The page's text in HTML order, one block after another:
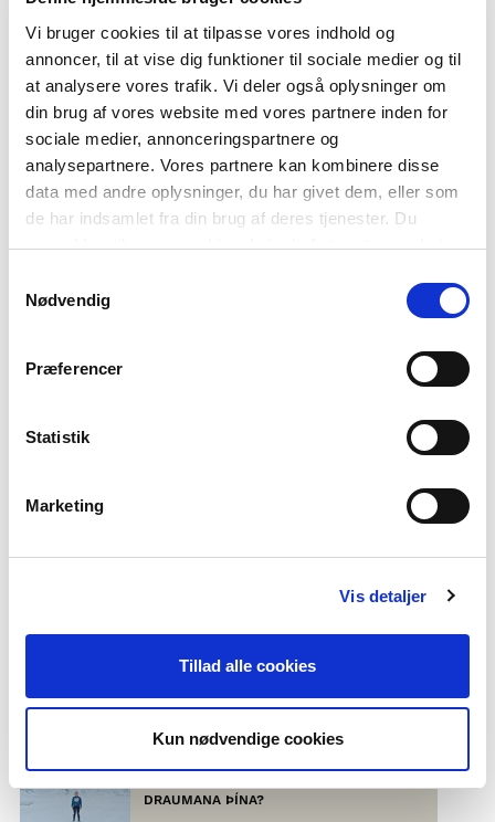
Vi bruger cookies til at tilpasse vores indhold og
annoncer, til at vise dig funktioner til sociale medier og til
at analysere vores trafik. Vi deler også oplysninger om
din brug af vores website med vores partnere inden for
sociale medier, annonceringspartnere og
analysepartnere. Vores partnere kan kombinere disse
data med andre oplysninger, du har givet dem, eller som
de har indsamlet fra din brug af deres tjenester. Du
samtykker til vores cookies, hvis du fortsætter med at
Nødvendig
Præferencer
Statistik
Marketing
Vis detaljer
Tillad alle cookies
Kun nødvendige cookies
FÆREYSKA
Fjöldi málhafa: U.þ.b. 75.000
Tökuorð úr færeysku í öðrum tungumálum: Grindehval
Að heilsast: Hey og góðan dag
SÍÐASTA FRÆÐITEXTAR
SÍÐASTA HEIMILDARMYNDIR
NORÐURLÖNDIN KALLA!
DRAUMANA ÞÍNA?